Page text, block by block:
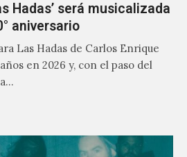
Hadas’ será musicalizada
aniversario
Las Hadas de Carlos Enrique
en 2026 y, con el paso del